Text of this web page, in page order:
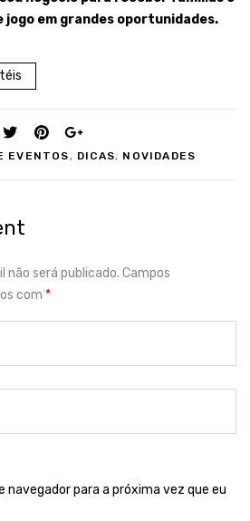
em grandes oportunidades.
EVENTOS , DICAS, NOVIDADES
não será publicado. Campos
com *
navegador para a próxima vez que eu